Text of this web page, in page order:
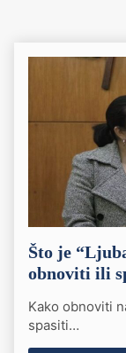
Što je
obnoviti ili
Kako obnoviti
spasiti…